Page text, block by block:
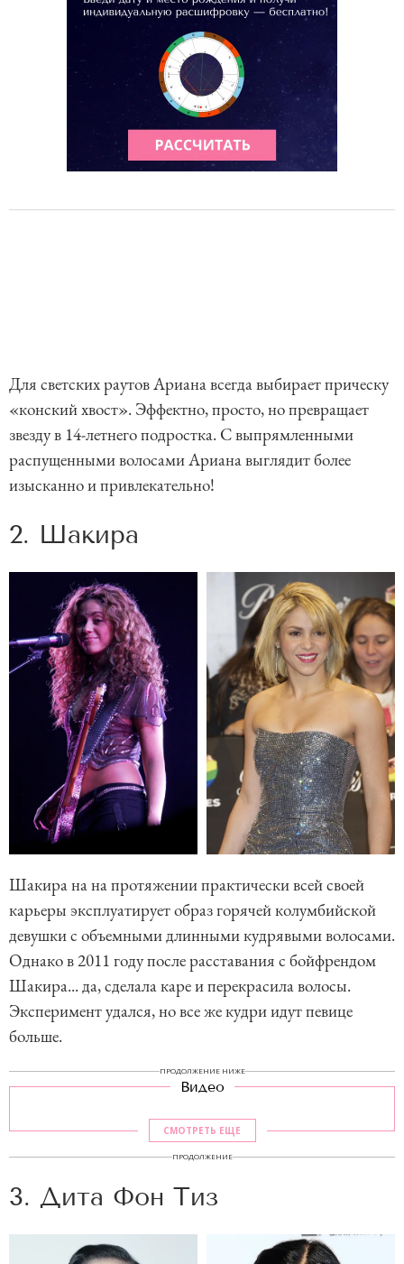
Для светских раутов Ариана всегда выбирает прическу
«конский хвост». Эффектно, просто, но превращает
звезду в 14-летнего подростка. С выпрямленными
распущенными волосами Ариана выглядит более
изысканно и привлекательно!
2. Шакира
Шакира на на протяжении практически всей своей
карьеры эксплуатирует образ горячей колумбийской
девушки с объемными длинными кудрявыми волосами.
Однако в 2011 году после расставания с бойфрендом
Шакира... да, сделала каре и перекрасила волосы.
Эксперимент удался, но все же кудри идут певице
больше.
ПРОДОЛЖЕНИЕ НИЖЕ
Видео
СМОТРЕТЬ ЕЩЕ
ПРОДОЛЖЕНИЕ
3. Дита Фон Тиз